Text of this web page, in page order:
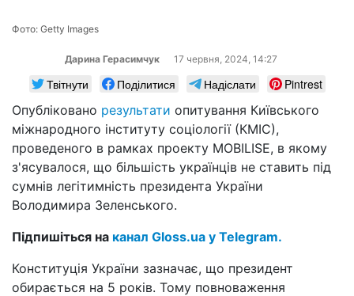
Фото: Getty Images
Дарина Герасимчук 17 червня, 2024, 14:27
Твітнути Поділитися Надіслати
Pintrest
Опубліковано результати опитування Київського
міжнародного інституту соціології (КМІС),
проведеного в рамках проекту MOBILISE, в якому
з'ясувалося, що більшість українців не ставить під
сумнів легітимність президента України
Володимира Зеленського.
Підпишіться на канал Gloss.ua у Telegram.
Конституція України зазначає, що президент
обирається на 5 років. Тому повноваження